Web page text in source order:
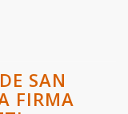
SAN
FIRMA